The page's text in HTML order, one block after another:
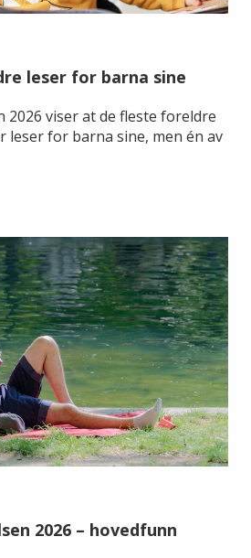
leser for barna sine
2026 viser at de fleste foreldre
leser for barna sine, men én av
2026 – hovedfunn